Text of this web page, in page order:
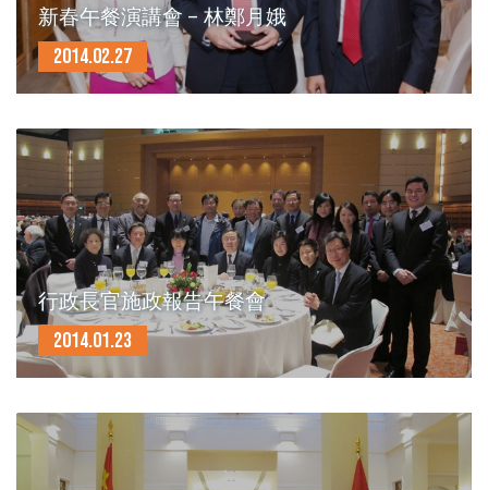
新春午餐演講會 – 林鄭月娥
2014.02.27
行政長官施政報告午餐會
2014.01.23